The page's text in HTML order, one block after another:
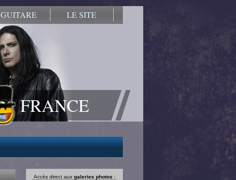
GUITARE LE SITE
FRANCE
Accès direct aux galeries photos :